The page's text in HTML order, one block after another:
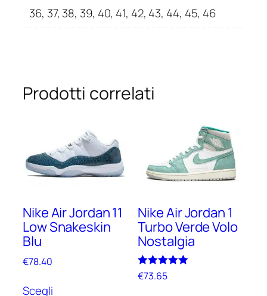
36, 37, 38, 39, 40, 41, 42, 43, 44, 45, 46
Prodotti correlati
Nike Air Jordan 11
Low Snakeskin
Blu
€78.40
Scegli
Nike Air Jordan 1
Turbo Verde Volo
Nostalgia
Valutato
5.00
€73.65